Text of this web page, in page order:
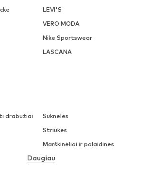
LEVI'S
VERO MODA
Nike Sportswear
LASCANA
drabužiai
Suknelės
Striukės
Marškinėliai ir palaidinės
Apatiniai
Daugiau